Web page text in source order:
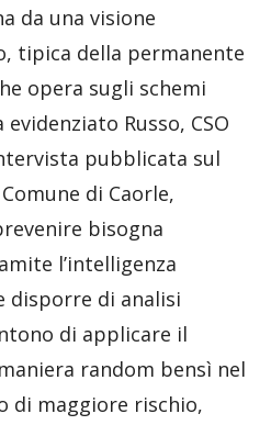
da una visione
tipica della permanente
opera sugli schemi
Russo, CSO
pubblicata sul
di Caorle,
bisogna
l’intelligenza
disporre di analisi
di applicare il
random bensì nel
di maggiore rischio,